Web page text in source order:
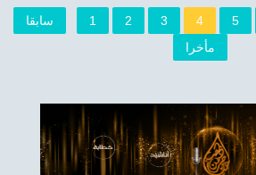
سابقا 1 2 3 4 5
مأخرا